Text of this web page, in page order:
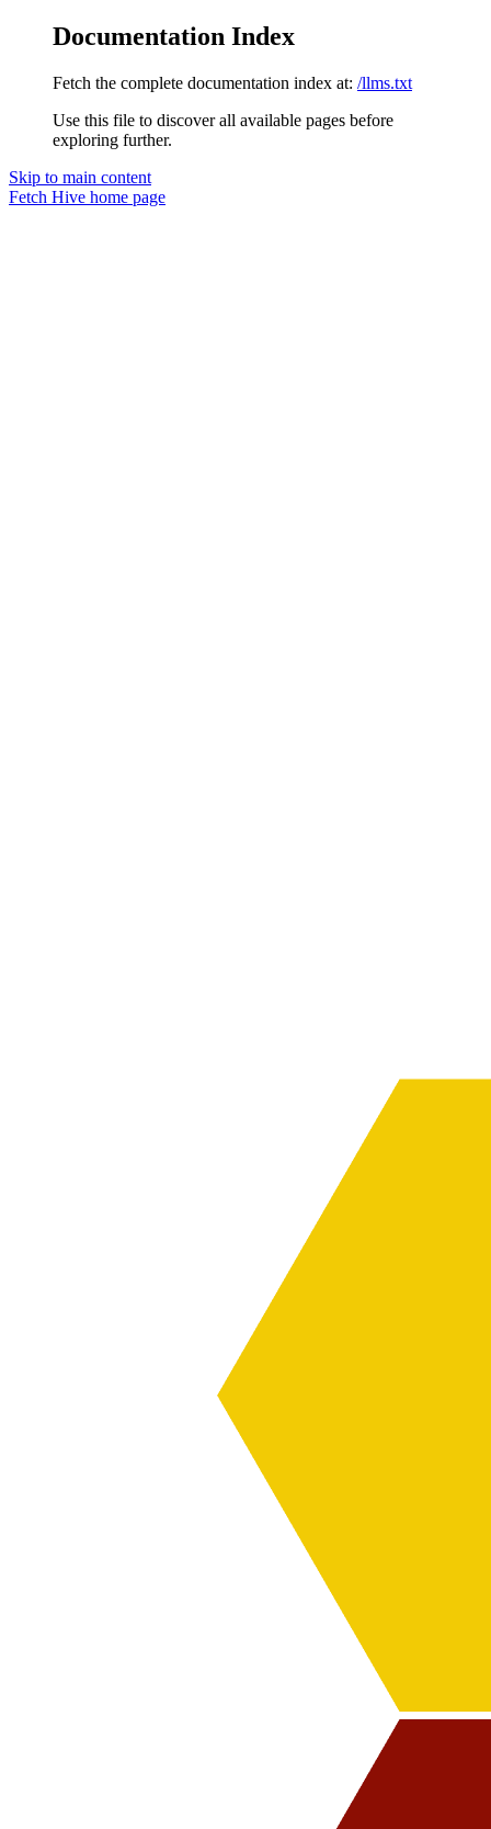
Documentation Index
Fetch the complete documentation index at: /llms.txt
Use this file to discover all available pages before
exploring further.
Skip to main content
Fetch Hive home page